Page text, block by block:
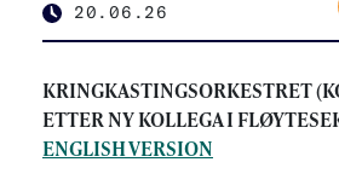
20.06.26
KRINGKASTINGSORKESTRET
ETTER NY KOLLEGA I
ENGLISH VERSION